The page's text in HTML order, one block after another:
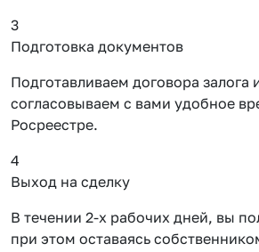
3
Подготовка документов
Подготавливаем договора залога
согласовываем с вами удобное
Росреестре.
4
Выход на сделку
В течении 2-х рабочих дней, вы
при этом оставаясь